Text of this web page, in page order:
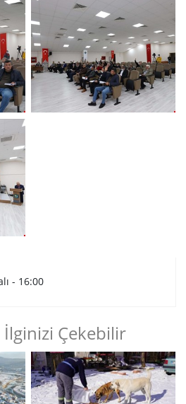
- 16:00
Çekebilir